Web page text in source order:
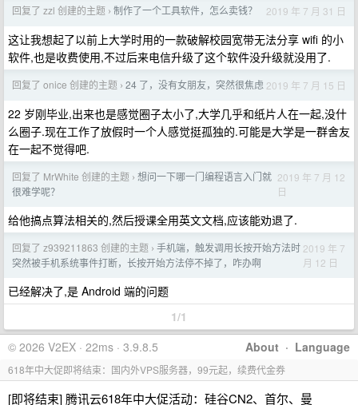
回复了 zzl 创建的主题 › 制作了一个工具软件，怎么卖钱？ 2019 年 7 月 31 日
这让我想起了以前上大学时用的一款破解校园宽带无法分享 wifi 的小
软件,也是收费使用,不过后来电信升级了这个软件没升级就没用了.
回复了 onice 创建的主题 › 24 了，没有女朋友，突然很焦虑 2019 年 7 月 15 日
22 岁刚毕业,出来也是感觉圈子太小了,大学几乎和纸片人在一起,没什
么圈子.现在工作了放假时一个人感觉挺孤独的.可能是大学是一群舍友
在一起不觉得吧.
回复了 MrWhite 创建的主题 › 想问一下哪一门编程语言入门就
很难学呢？
2019 年 7 月 12
日
给他搞点算法相关的,然后授课全用英文文档,应该能劝退了.
回复了 z939211863 创建的主题 › 手机端，触发调用长按开始方法时
突然被手机系统事件打断，长按开始方法停不掉了，咋办啊
2019 年 7
月 12 日
已经解决了,是 Android 端的问题
1/1
About · Language
© 2026 V2EX · 22ms · 3.9.8.5
618年中大促即将结束：国内外VPS服务器，99元起，续费代金券
[即将结束] 腾讯云618年中大促活动：硅谷CN2、首尔、曼